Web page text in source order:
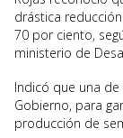
drástica
70 por ciento,
ministerio de
Indicó que una
Gobierno, para
producción de